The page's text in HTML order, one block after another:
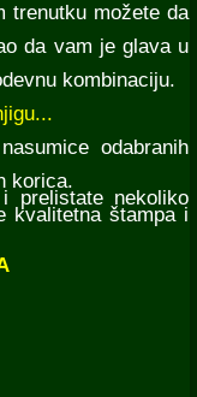
možete da
da vam je glava u
kombinaciju.
odabranih
korica.
nekoliko
kvalitetna štampa i